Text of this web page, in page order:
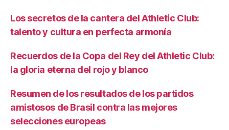
Los secretos de la cantera del Athletic Club:
talento y cultura en perfecta armonía
Recuerdos de la Copa del Rey del Athletic Club:
la gloria eterna del rojo y blanco
Resumen de los resultados de los partidos
amistosos de Brasil contra las mejores
selecciones europeas